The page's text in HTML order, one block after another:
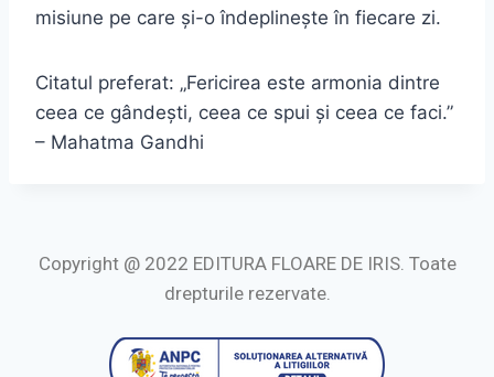
misiune pe care şi-o îndeplineşte în fiecare zi.
Citatul preferat: „Fericirea este armonia dintre
ceea ce gândeşti, ceea ce spui şi ceea ce faci.”
– Mahatma Gandhi
Copyright @ 2022 EDITURA FLOARE DE IRIS. Toate
drepturile rezervate.